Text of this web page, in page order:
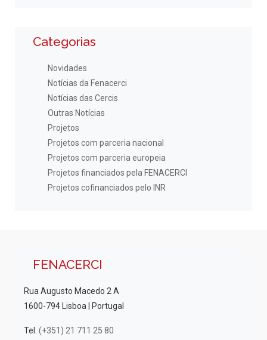
Categorias
Novidades
Notícias da Fenacerci
Notícias das Cercis
Outras Notícias
Projetos
Projetos com parceria nacional
Projetos com parceria europeia
Projetos financiados pela FENACERCI
Projetos cofinanciados pelo INR
FENACERCI
Rua Augusto Macedo 2 A
1600-794 Lisboa | Portugal
Tel. (+351) 21 711 25 80